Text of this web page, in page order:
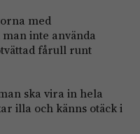
med
inte använda
fårull runt
ska vira in hela
illa och känns otäck i